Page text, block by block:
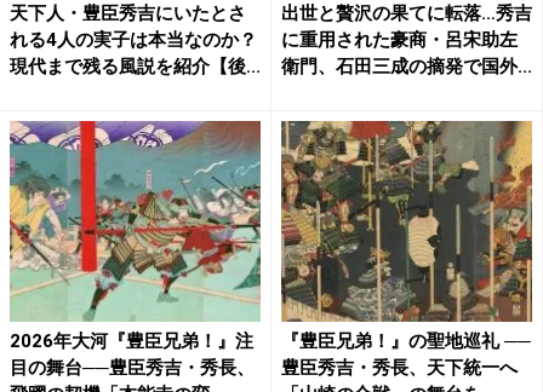
天下人・豊臣秀吉にいたとさ
れる4人の実子は本当なのか？
現代まで残る風説を紹介【後...
出世と贅沢の果てに転落…秀吉
に重用された豪商・呂宋助左
衛門、石田三成の摘発で国外...
2026年大河『豊臣兄弟！』注
目の舞台──豊臣秀吉・秀長、
『豊臣兄弟！』の聖地巡礼 ──
豊臣秀吉・秀長、天下統一へ